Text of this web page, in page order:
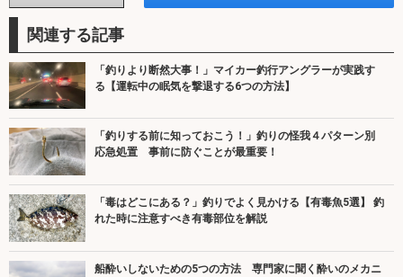
関連する記事
「釣りより断然大事！」マイカー釣行アングラーが実践す
る【運転中の眠気を撃退する6つの方法】
「釣りする前に知っておこう！」釣りの怪我４パターン別
応急処置 事前に防ぐことが最重要！
「毒はどこにある？」釣りでよく見かける【有毒魚5選】 釣
れた時に注意すべき有毒部位を解説
船酔いしないための5つの方法 専門家に聞く酔いのメカニ